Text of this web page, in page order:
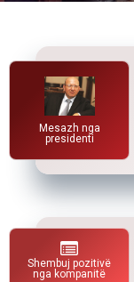
Mesazh nga
presidenti
Shembuj pozitivë
nga kompanitë